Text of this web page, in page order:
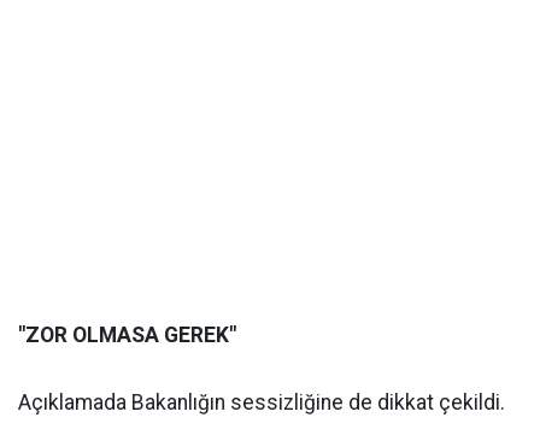
"ZOR OLMASA GEREK"
Açıklamada Bakanlığın sessizliğine de dikkat çekildi.